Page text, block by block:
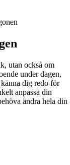
utan också om
under dagen,
dig redo för
anpassa din
ändra hela din